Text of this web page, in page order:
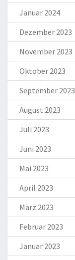
Januar 2024
Dezember 2023
November 2023
Oktober 2023
September 2023
August 2023
Juli 2023
Juni 2023
Mai 2023
April 2023
März 2023
Februar 2023
Januar 2023